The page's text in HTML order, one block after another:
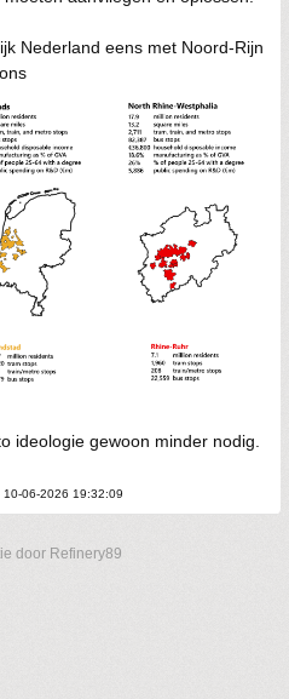
Nederland eens met Noord-Rijn
ideologie gewoon minder nodig.
10-06-2026 19:32:09
door Refinery89